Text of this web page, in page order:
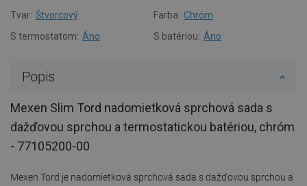
Tvar: Štvorcový Farba: Chróm
S termostatom: Áno S batériou: Áno
Popis
Mexen Slim Tord nadomietková sprchová sada s
dažďovou sprchou a termostatickou batériou, chróm
- 77105200-00
Mexen Tord je nadomietková sprchová sada s dažďovou sprchou a